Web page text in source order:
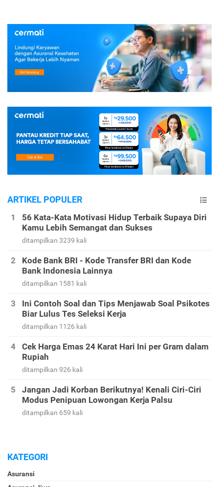
ARTIKEL POPULER
56 Kata-Kata Motivasi Hidup Terbaik Supaya Diri
Kamu Lebih Semangat dan Sukses
ditampilkan 3239 kali
Kode Bank BRI - Kode Transfer BRI dan Kode
Bank Indonesia Lainnya
ditampilkan 1581 kali
Ini Contoh Soal dan Tips Menjawab Soal Psikotes
Biar Lulus Tes Seleksi Kerja
ditampilkan 1126 kali
Cek Harga Emas 24 Karat Hari Ini per Gram dalam
Rupiah
ditampilkan 926 kali
Jangan Jadi Korban Berikutnya! Kenali Ciri-Ciri
Modus Penipuan Lowongan Kerja Palsu
ditampilkan 659 kali
KATEGORI
Asuransi